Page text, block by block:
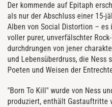
Der kommende auf Epitaph
als nur der Abschluss einer 15-
Alben von Social Distortion –
voller purer, unverfälschter
durchdrungen von jener
und Lebensüberdruss, die Ness
Poeten und Weisen der
"Born To Kill" wurde von Ness
produziert, enthält Gastauftritte